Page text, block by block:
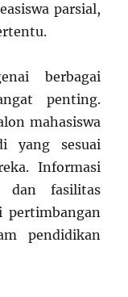
parsial,
berbagai
penting.
mahasiswa
yang sesuai
Informasi
dan fasilitas
pertimbangan
pendidikan